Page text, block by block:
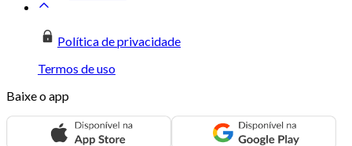
Política de privacidade
Termos de uso
Baixe o app